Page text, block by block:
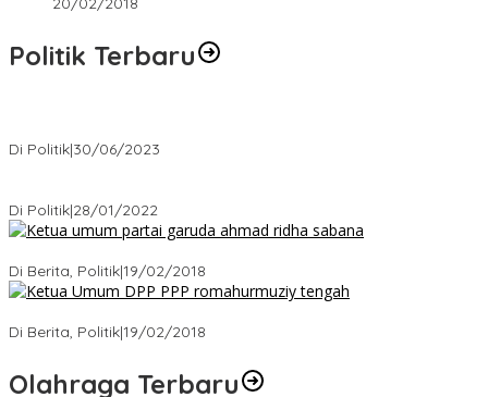
Politik Terbaru
Di Politik|30/06/2023
Di Politik|28/01/2022
Di Berita, Politik|19/02/2018
Di Berita, Politik|19/02/2018
Olahraga Terbaru